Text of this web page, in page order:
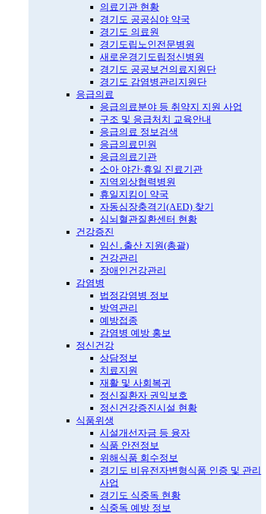
의료기관 현황
경기도 공공심야 약국
경기도 의료원
경기도립노인전문병원
새로운경기도립정신병원
경기도 공공보건의료지원단
경기도 감염병관리지원단
응급의료
응급의료분야 등 취약지 지원 사업
구조 및 응급처치 교육안내
응급의료 정보검색
응급의료민원
응급의료기관
소아 야간·휴일 진료기관
지역외상협력병원
휴일지킴이 약국
자동심장충격기(AED) 찾기
심뇌혈관질환센터 현황
건강증진
임신․출산 지원(총괄)
건강관리
장애인건강관리
감염병
법정감염병 정보
방역관리
예방접종
감염병 예방 홍보
정신건강
상담정보
치료지원
재활 및 사회복귀
정신질환자 권익보호
정신건강증진시설 현황
식품위생
시설개선자금 등 융자
식품 안전정보
위해식품 회수정보
경기도 비유전자변형식품 인증 및 관리
사업
경기도 식중독 현황
식중독 예방 정보